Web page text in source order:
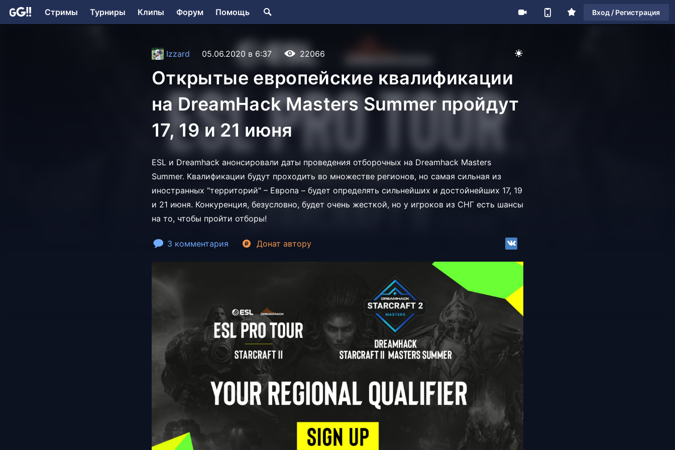
Стримы Турниры Клипы Форум Помощь Вход / Регистрация
Izzard 05.06.2020 в 6:37 22066
Открытые европейские квалификации
на DreamHack Masters Summer пройдут
17, 19 и 21 июня
ESL и Dreamhack анонсировали даты проведения отборочных на Dreamhack Masters
Summer. Квалификации будут проходить во множестве регионов, но самая сильная из
иностранных "территорий" – Европа – будет определять сильнейших и достойнейших 17, 19
и 21 июня. Конкуренция, безусловно, будет очень жесткой, но у игроков из СНГ есть шансы
на то, чтобы пройти отборы!
3 комментария Донат автору